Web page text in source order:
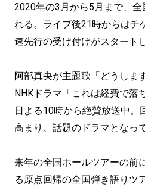
2020年の3月から5月まで、
れる。ライブ後21時からはチ
速先行の受け付けがスタート
阿部真央が主題歌「どうしま
NHKドラマ「これは経費で落
日よる10時から絶賛放送中。
高まり、話題のドラマとなっ
来年の全国ホールツアーの前
る原点回帰の全国弾き語りツ